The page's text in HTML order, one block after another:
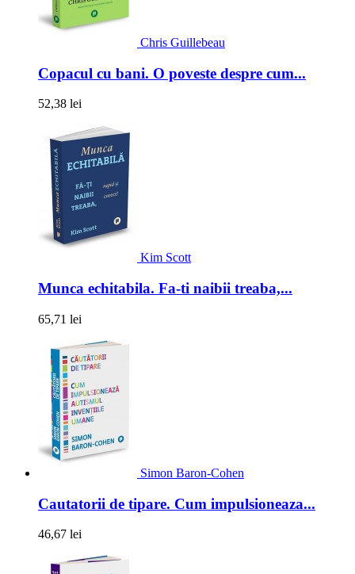
Chris Guillebeau
Copacul cu bani. O poveste despre cum...
52,38 lei
Kim Scott
Munca echitabila. Fa-ti naibii treaba,...
65,71 lei
Simon Baron-Cohen
Cautatorii de tipare. Cum impulsioneaza...
46,67 lei